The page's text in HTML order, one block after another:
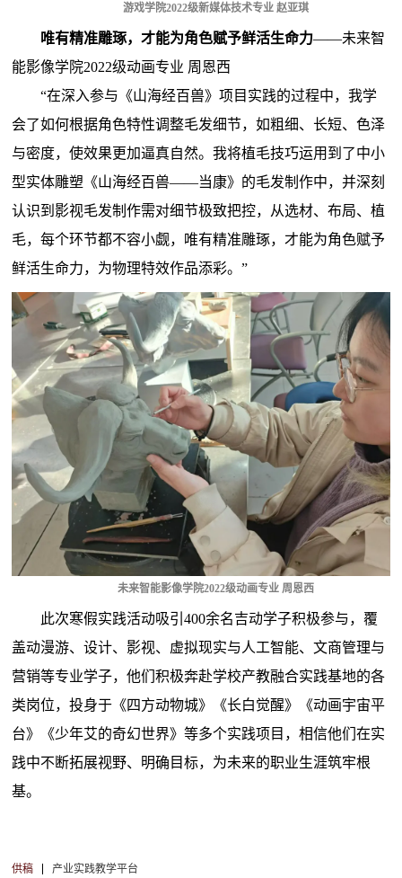
游戏学院2022级新媒体技术专业 赵亚琪
唯有精准雕琢，才能为角色赋予鲜活生命力——未来智
能影像学院2022级动画专业 周恩西
“在深入参与《山海经百兽》项目实践的过程中，我学
会了如何根据角色特性调整毛发细节，如粗细、长短、色泽
与密度，使效果更加逼真自然。我将植毛技巧运用到了中小
型实体雕塑《山海经百兽——当康》的毛发制作中，并深刻
认识到影视毛发制作需对细节极致把控，从选材、布局、植
毛，每个环节都不容小觑，唯有精准雕琢，才能为角色赋予
鲜活生命力，为物理特效作品添彩。”
未来智能影像学院2022级动画专业 周恩西
此次寒假实践活动吸引400余名吉动学子积极参与，覆
盖动漫游、设计、影视、虚拟现实与人工智能、文商管理与
营销等专业学子，他们积极奔赴学校产教融合实践基地的各
类岗位，投身于《四方动物城》《长白觉醒》《动画宇宙平
台》《少年艾的奇幻世界》等多个实践项目，相信他们在实
践中不断拓展视野、明确目标，为未来的职业生涯筑牢根
基。
供稿
产业实践教学平台